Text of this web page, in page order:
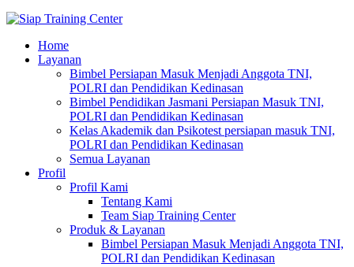
Home
Layanan
Bimbel Persiapan Masuk Menjadi Anggota TNI,
POLRI dan Pendidikan Kedinasan
Bimbel Pendidikan Jasmani Persiapan Masuk TNI,
POLRI dan Pendidikan Kedinasan
Kelas Akademik dan Psikotest persiapan masuk TNI,
POLRI dan Pendidikan Kedinasan
Semua Layanan
Profil
Profil Kami
Tentang Kami
Team Siap Training Center
Produk & Layanan
Bimbel Persiapan Masuk Menjadi Anggota TNI,
POLRI dan Pendidikan Kedinasan